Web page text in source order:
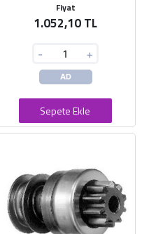
Fiyat
1.052,10 TL
- +
AD
Sepete Ekle